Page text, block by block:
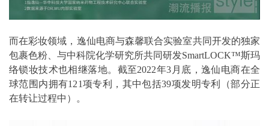
而在彩妆领域，逸仙电商与森馨联合实验室共同开发的独家
包裹色粉、与中科院化学研究所共同研发SmartLOCK™斯玛
络锁妆技术也相继落地。截至2022年3月底，逸仙电商在全
球范围内拥有121项专利，其中包括39项发明专利（部分正
在转让过程中）。